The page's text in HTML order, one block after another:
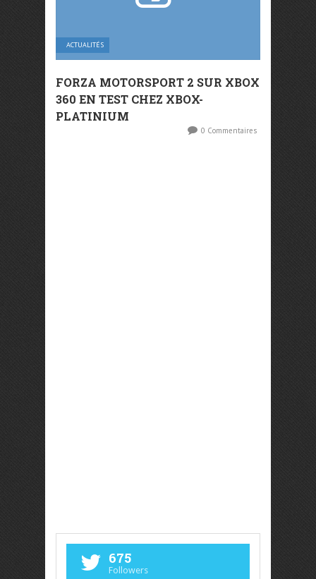
ACTUALITÉS
FORZA MOTORSPORT 2 SUR XBOX
360 EN TEST CHEZ XBOX-
PLATINIUM
0 Commentaires
675
Followers